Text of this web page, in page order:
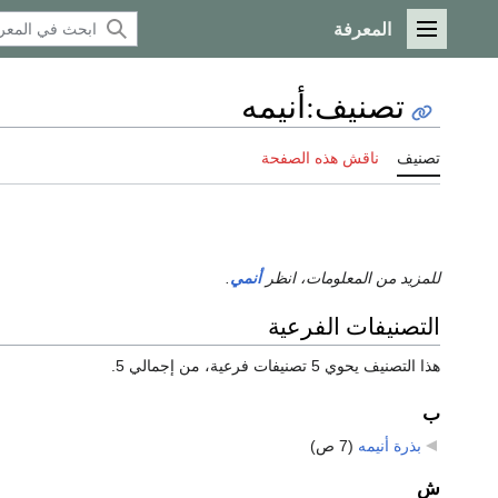
القائمة الرئيسية
المعرفة
تصنيف:أنيمه
تصنيف ناقش هذه الصفحة
للمزيد من المعلومات، انظرأنمي
التصنيفات الفرعية
هذا التصنيف يحوي 5 تصنيفات فرعية، من إجمالي 5.
ب
بذرة أنيمه (7 ص)
ش